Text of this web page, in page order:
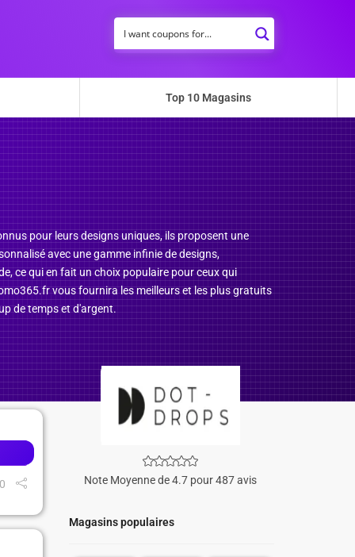
Top 10 Magasins
pour leurs designs uniques, ils proposent une
avec une gamme infinie de designs,
ce qui en fait un choix populaire pour ceux qui
vous fournira les meilleurs et les plus gratuits
de temps et d'argent.
Note Moyenne de 4.7 pour 487 avis
Magasins populaires